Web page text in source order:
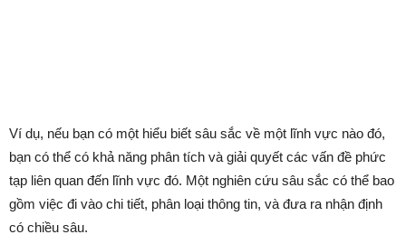
Ví dụ, nếu bạn có một hiểu biết sâu sắc về một lĩnh vực nào đó,
bạn có thể có khả năng phân tích và giải quyết các vấn đề phức
tạp liên quan đến lĩnh vực đó. Một nghiên cứu sâu sắc có thể bao
gồm việc đi vào chi tiết, phân loại thông tin, và đưa ra nhận định
có chiều sâu.